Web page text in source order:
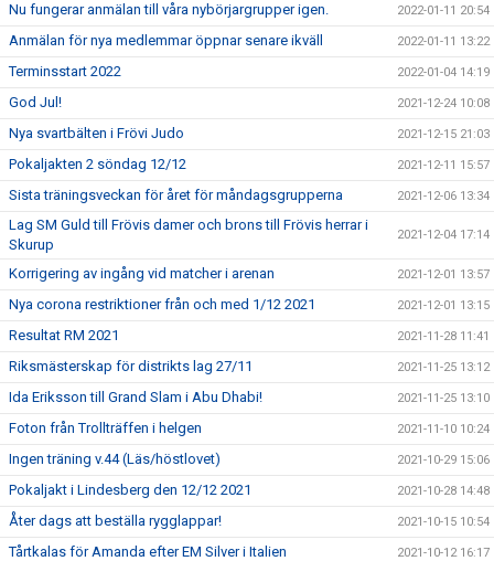
Nu fungerar anmälan till våra nybörjargrupper igen. 2022-01-11 20:54
Anmälan för nya medlemmar öppnar senare ikväll 2022-01-11 13:22
Terminsstart 2022 2022-01-04 14:19
God Jul! 2021-12-24 10:08
Nya svartbälten i Frövi Judo 2021-12-15 21:03
Pokaljakten 2 söndag 12/12 2021-12-11 15:57
Sista träningsveckan för året för måndagsgrupperna 2021-12-06 13:34
Lag SM Guld till Frövis damer och brons till Frövis herrar i
Skurup
2021-12-04 17:14
Korrigering av ingång vid matcher i arenan 2021-12-01 13:57
Nya corona restriktioner från och med 1/12 2021 2021-12-01 13:15
Resultat RM 2021 2021-11-28 11:41
Riksmästerskap för distrikts lag 27/11 2021-11-25 13:12
Ida Eriksson till Grand Slam i Abu Dhabi! 2021-11-25 13:10
Foton från Trollträffen i helgen 2021-11-10 10:24
Ingen träning v.44 (Läs/höstlovet) 2021-10-29 15:06
Pokaljakt i Lindesberg den 12/12 2021 2021-10-28 14:48
Åter dags att beställa rygglappar! 2021-10-15 10:54
Tårtkalas för Amanda efter EM Silver i Italien 2021-10-12 16:17